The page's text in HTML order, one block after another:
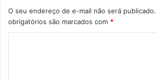
O seu endereço de e-mail não será publicado.
obrigatórios são marcados com *